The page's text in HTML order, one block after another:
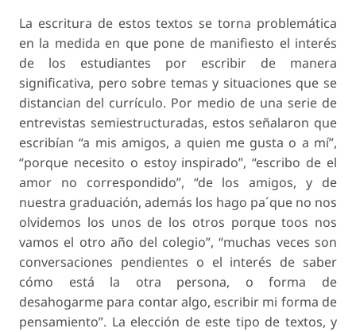
La escritura de estos textos se torna problemática
en la medida en que pone de manifiesto el interés
de los estudiantes por escribir de manera
significativa, pero sobre temas y situaciones que se
distancian del currículo. Por medio de una serie de
entrevistas semiestructuradas, estos señalaron que
escribían “a mis amigos, a quien me gusta o a mí”,
“porque necesito o estoy inspirado”, “escribo de el
amor no correspondido”, “de los amigos, y de
nuestra graduación, además los hago pa´que no nos
olvidemos los unos de los otros porque toos nos
vamos el otro año del colegio”, “muchas veces son
conversaciones pendientes o el interés de saber
cómo está la otra persona, o forma de
desahogarme para contar algo, escribir mi forma de
pensamiento”. La elección de este tipo de textos, y